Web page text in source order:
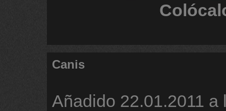
Canis
Añadido 22.01.2011 a